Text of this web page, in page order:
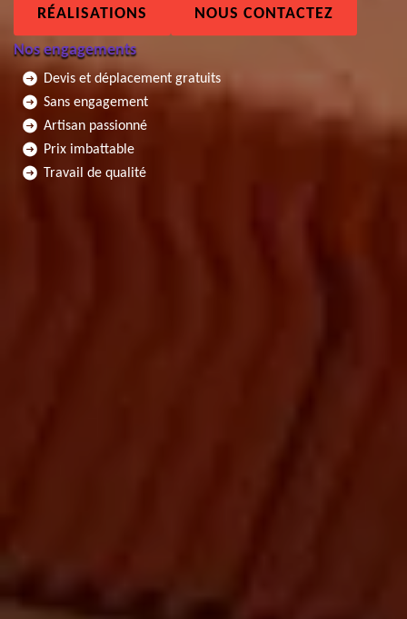
RÉALISATIONS NOUS CONTACTEZ
Nos engagements
Devis et déplacement gratuits
Sans engagement
Artisan passionné
Prix imbattable
Travail de qualité